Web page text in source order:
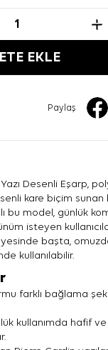
EKLE
Paylaş
Desenli Eşarp,
kare biçim sunan
bu model, günlük
isteyen
başta,
kullanılabilir.
farklı bağlama
kullanımda hafif